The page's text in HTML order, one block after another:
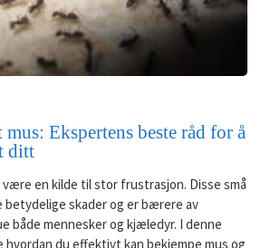
Ekspertens beste råd for å
ditt
være en kilde til stor frustrasjon. Disse små
betydelige skader og er bærere av
både mennesker og kjæledyr. I denne
du effektivt kan bekjempe mus og